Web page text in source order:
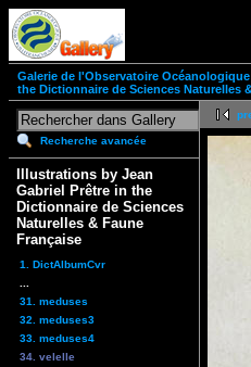
Galerie de l'Observatoire
the Dictionnaire de Sciences Naturelles
Recherche avancée
Illustrations by Jean
Gabriel Prêtre in the
Dictionnaire de Sciences
Naturelles & Faune
Française
1. DictAlbumCvr
31. meduses
32. meduses3
33. meduses4
34. velelle